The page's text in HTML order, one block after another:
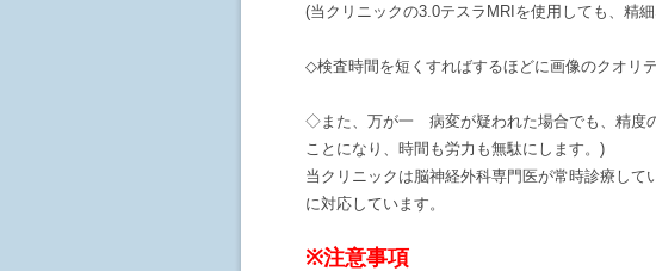
(当クリニックの3.0テスラMRIを使用しても、精
◇検査時間を短くすればするほどに画像のクオリ
◇また、万が一 病変が疑われた場合でも、精度
ことになり、時間も労力も無駄にします。)
当クリニックは脳神経外科専門医が常時診療し
に対応しています。
※注意事項